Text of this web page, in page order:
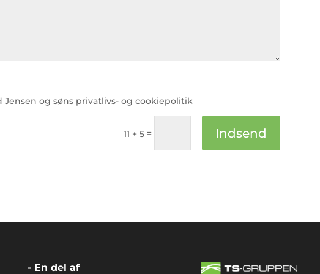
og søns privatlivs- og cookiepolitik
11 + 5 = Indsend
- En del af